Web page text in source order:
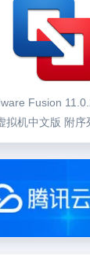
Fusion
拟机中文版 附序
用